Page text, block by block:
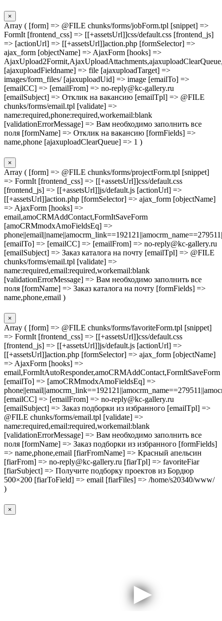
×
Array ( [form] => @FILE chunks/forms/jobForm.tpl [snippet] =>
FormIt [frontend_css] => [[+assetsUrl]]css/default.css [frontend_js]
=> [actionUrl] => [[+assetsUrl]]action.php [formSelector] =>
ajax_form [objectName] => AjaxForm [hooks] =>
[ajaxuploadFieldname] => file [ajaxuploadTarget] =>
images/form_files/ [ajaxuploadUid] => image [emailTo] =>
[emailCC] => [emailFrom] => no-reply@kc-gallery.ru
[emailSubject] => Отклик на вакансию [emailTpl] => @FILE
chunks/forms/email.tpl [validate] =>
name:required,phone:required,workemail:blank
[validationErrorMessage] => Вам необходимо заполнить все
поля [formName] => Отклик на вакансию [formFields] =>
name,phone [ajaxuploadClearQueue] => 1 )
×
Array ( [form] => @FILE chunks/forms/projectForm.tpl [snippet]
=> FormIt [frontend_css] => [[+assetsUrl]]css/default.css
[frontend_js] => [[+assetsUrl]]js/default.js [actionUrl] =>
[[+assetsUrl]]action.php [formSelector] => ajax_form [objectName]
=> AjaxForm [hooks] =>
email,amoCRMAddContact,FormItSaveForm
[amoCRMmodxAmoFieldsEq] =>
[emailTo] => [emailCC] => [emailFrom] => no-reply@kc-gallery.ru
[emailSubject] => Заказ каталога на почту [emailTpl] => @FILE
chunks/forms/email.tpl [validate] =>
name:required,email:required,workemail:blank
[validationErrorMessage] => Вам необходимо заполнить все
поля [formName] => Заказ каталога на почту [formFields] =>
name,phone,email )
×
Array ( [form] => @FILE chunks/forms/favoriteForm.tpl [snippet]
=> FormIt [frontend_css] => [[+assetsUrl]]css/default.css
[frontend_js] => [[+assetsUrl]]js/default.js [actionUrl] =>
[[+assetsUrl]]action.php [formSelector] => ajax_form [objectName]
=> AjaxForm [hooks] =>
email,FormItAutoResponder,amoCRMAddContact,FormItSaveForm
[emailTo] => [amoCRMmodxAmoFieldsEq] =>
[emailCC] => [emailFrom] => no-reply@kc-gallery.ru
[emailSubject] => Заказ подборки из избранного [emailTpl] =>
@FILE chunks/forms/email.tpl [validate] =>
name:required,email:required,workemail:blank
[validationErrorMessage] => Вам необходимо заполнить все
поля [formName] => Заказ подборки из избранного [formFields]
=> name,phone,email [fiarFromName] => Красный апельсин
[fiarFrom] => no-reply@kc-gallery.ru [fiarTpl] => favoriteFiar
[fiarSubject] => Получите подборку проектов из Бордюр
500×200 [fiarToField] => email [fiarFiles] => /home/s20340/www/
)
×